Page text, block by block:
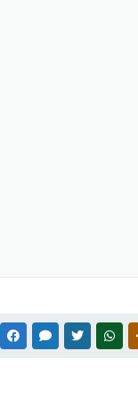
FACEBOOKMESSENGER
TWITTER